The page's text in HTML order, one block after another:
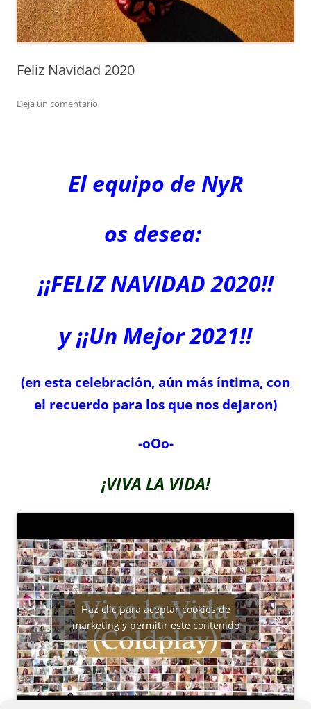
Feliz Navidad 2020
Deja un comentario
El equipo de NyR
os desea:
¡¡FELIZ NAVIDAD 2020!!
y ¡¡Un Mejor 2021!!
(en esta celebración, aún más íntima, con
el recuerdo para los que nos dejaron)
-oOo-
¡VIVA LA VIDA!
Haz clic para aceptar cookies de
marketing y permitir este contenido